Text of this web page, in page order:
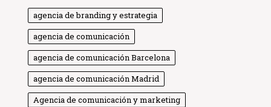
agencia de branding y estrategia
agencia de comunicación
agencia de comunicación Barcelona
agencia de comunicación Madrid
Agencia de comunicación y marketing